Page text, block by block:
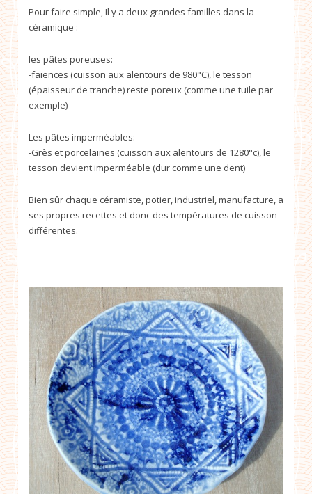
Pour faire simple, Il y a deux grandes familles dans la
céramique :
les pâtes poreuses:
-faïences (cuisson aux alentours de 980°C), le tesson
(épaisseur de tranche) reste poreux (comme une tuile par
exemple)
Les pâtes imperméables:
-Grès et porcelaines (cuisson aux alentours de 1280°c), le
tesson devient imperméable (dur comme une dent)
Bien sûr chaque céramiste, potier, industriel, manufacture, a
ses propres recettes et donc des températures de cuisson
différentes.